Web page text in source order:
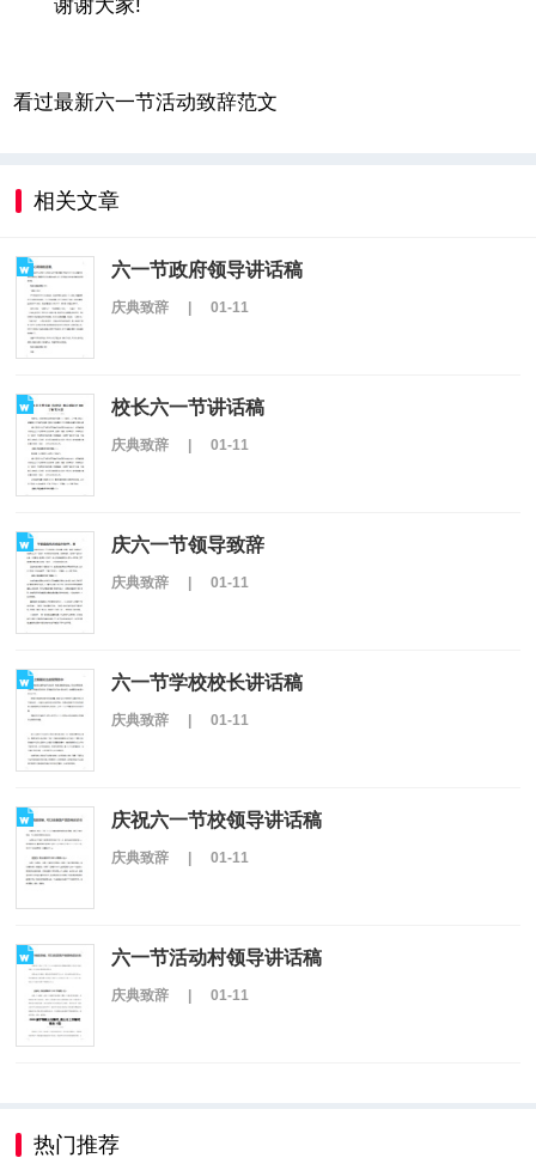
谢谢大家!
看过最新六一节活动致辞范文
相关文章
六一节政府领导讲话稿
庆典致辞 01-11
校长六一节讲话稿
庆典致辞 01-11
庆六一节领导致辞
庆典致辞 01-11
六一节学校校长讲话稿
庆典致辞 01-11
庆祝六一节校领导讲话稿
庆典致辞 01-11
六一节活动村领导讲话稿
庆典致辞 01-11
热门推荐